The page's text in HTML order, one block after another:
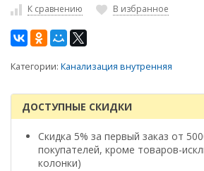
К сравнению В избранное
Категории: Канализация внутренняя
ДОСТУПНЫЕ СКИДКИ
Скидка 5% за первый заказ от
покупателей, кроме товаров-
колонки)